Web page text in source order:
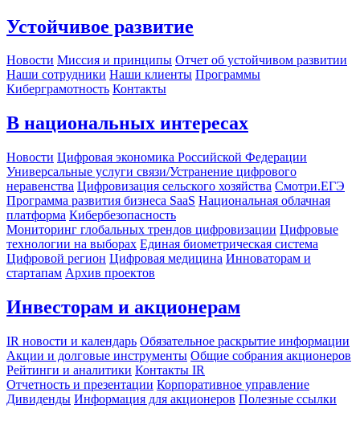
Устойчивое развитие
Новости Миссия и принципы Отчет об устойчивом развитии
Наши сотрудники Наши клиенты Программы
Киберграмотность Контакты
В национальных интересах
Новости Цифровая экономика Российской Федерации
Универсальные услуги связи/Устранение цифрового
неравенства Цифровизация сельского хозяйства Смотри.ЕГЭ
Программа развития бизнеса SaaS Национальная облачная
платформа Кибербезопасность
Мониторинг глобальных трендов цифровизации Цифровые
технологии на выборах Единая биометрическая система
Цифровой регион Цифровая медицина Инноваторам и
стартапам Архив проектов
Инвесторам и акционерам
IR новости и календарь Обязательное раскрытие информации
Акции и долговые инструменты Общие собрания акционеров
Рейтинги и аналитики Контакты IR
Отчетность и презентации Корпоративное управление
Дивиденды Информация для акционеров Полезные ссылки